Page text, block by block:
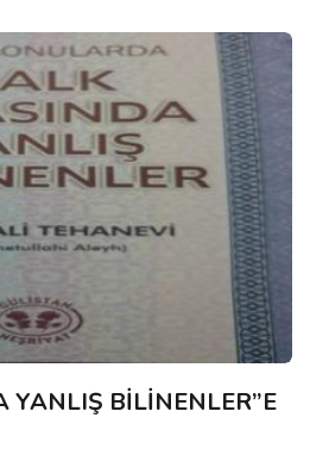
YANLIŞ BİLİNENLER”E